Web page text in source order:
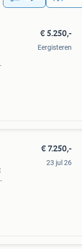
€ 5.250,-
Eergisteren
€ 7.250,-
23 jul 26